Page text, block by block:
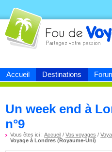
Accueil Destinations
Fou devoyage
Un week end à
n°9
Vous êtes ici :Accueil /Vos voyages /
Voyage à Londres (Royaume-Uni)